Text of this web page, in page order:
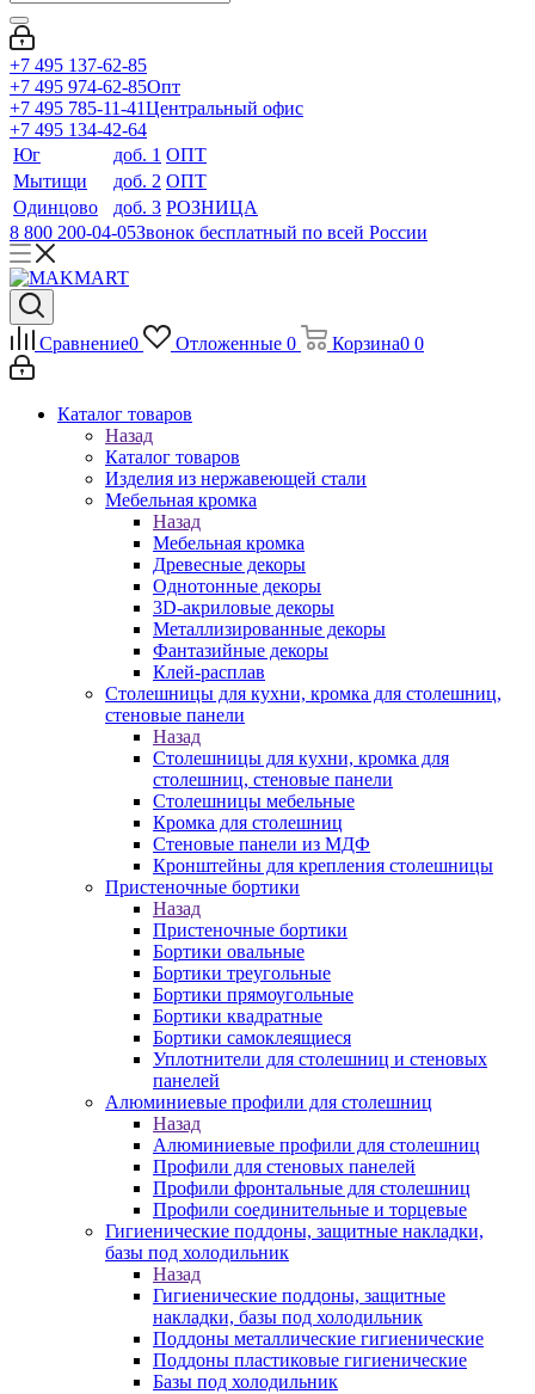
+7 495 137-62-85
+7 495 974-62-85Опт
+7 495 785-11-41Центральный офис
+7 495 134-42-64
Юг
доб. 1 ОПТ
Мытищи
доб. 2 ОПТ
Одинцово
доб. 3 РОЗНИЦА
8 800 200-04-05Звонок бесплатный по всей России
Сравнение0 Отложенные 0 Корзина0 0
Каталог товаров
Назад
Каталог товаров
Изделия из нержавеющей стали
Мебельная кромка
Назад
Мебельная кромка
Древесные декоры
Однотонные декоры
3D-акриловые декоры
Металлизированные декоры
Фантазийные декоры
Клей-расплав
Столешницы для кухни, кромка для столешниц,
стеновые панели
Назад
Столешницы для кухни, кромка для
столешниц, стеновые панели
Столешницы мебельные
Кромка для столешниц
Стеновые панели из МДФ
Кронштейны для крепления столешницы
Пристеночные бортики
Назад
Пристеночные бортики
Бортики овальные
Бортики треугольные
Бортики прямоугольные
Бортики квадратные
Бортики самоклеящиеся
Уплотнители для столешниц и стеновых
панелей
Алюминиевые профили для столешниц
Назад
Алюминиевые профили для столешниц
Профили для стеновых панелей
Профили фронтальные для столешниц
Профили соединительные и торцевые
Гигиенические поддоны, защитные накладки,
базы под холодильник
Назад
Гигиенические поддоны, защитные
накладки, базы под холодильник
Поддоны металлические гигиенические
Поддоны пластиковые гигиенические
Базы под холодильник